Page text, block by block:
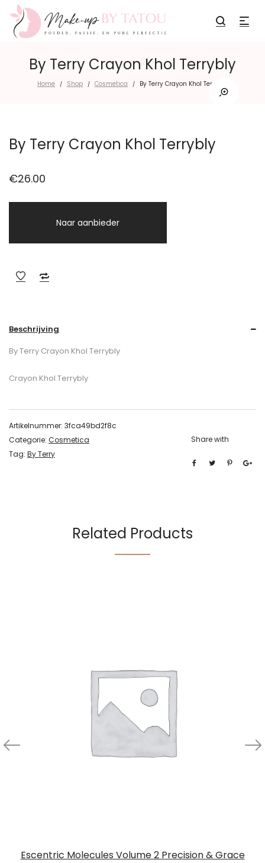
By Terry Crayon Khol Terrybly
Home / Shop / Cosmetica / By Terry Crayon Khol Terrybly
By Terry Crayon Khol Terrybly
€26.00
Naar aanbieder
Beschrijving
By Terry Crayon Khol Terrybly
Crayon Khol Terrybly
Artikelnummer: 3fca49bd2f8c
Categorie: Cosmetica
Tag: By Terry
Share with
Related Products
Escentric Molecules Volume 2 Precision & Grace